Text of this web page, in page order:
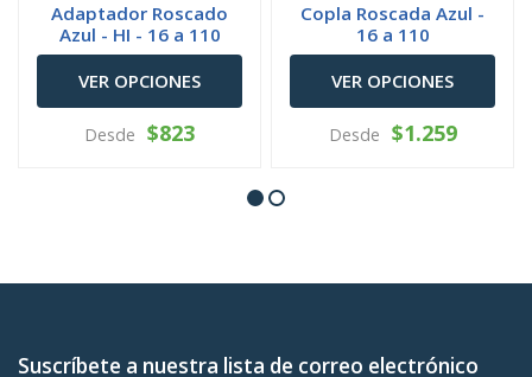
Adaptador Roscado
Azul - HI - 16 a 110
VER OPCIONES
Desde $823
Copla Roscada Azul -
16 a 110
VER OPCIONES
Desde $1.259
Suscríbete a nuestra lista de correo electrónico